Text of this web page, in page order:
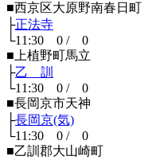
■西京区大原野南春日町
├正法寺
└11:30 0 / 0
■上植野町馬立
├乙 訓
└11:30 0 / 0
■長岡京市天神
├長岡京(気)
└11:30 0 / 0
■乙訓郡大山崎町